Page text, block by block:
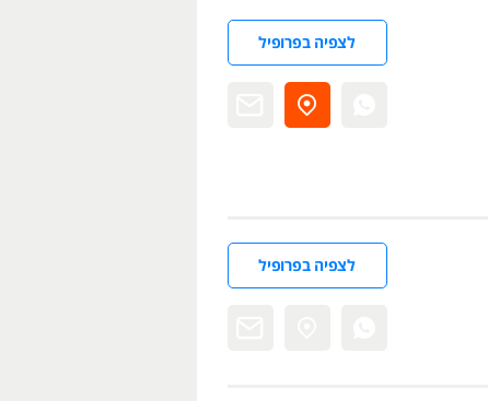
לצפיה בפרופיל
לצפיה בפרופיל